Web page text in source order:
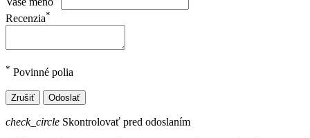
Recenzia*
* Povinné polia
Zrušiť Odoslať
check_circle Skontrolovať pred odoslaním